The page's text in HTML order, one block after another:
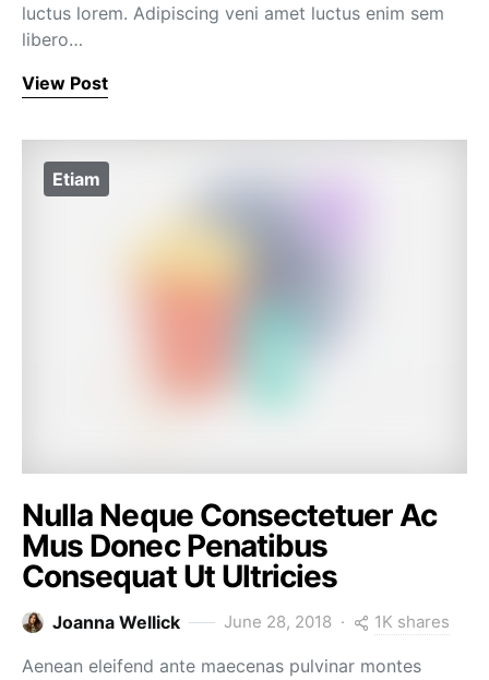
luctus lorem. Adipiscing veni amet luctus enim sem
libero…
View Post
Etiam
Nulla Neque Consectetuer Ac
Mus Donec Penatibus
Consequat Ut Ultricies
Joanna Wellick June 28, 2018 1K shares
Aenean eleifend ante maecenas pulvinar montes